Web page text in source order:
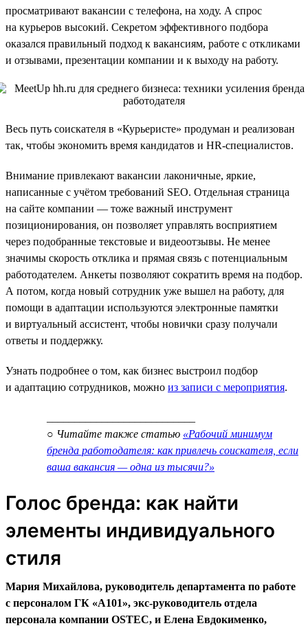
просматривают вакансии с телефона, на ходу. А спрос
на курьеров высокий. Секретом эффективного подбора
оказался правильный подход к вакансиям, работе с откликами
и отзывами, презентации компании и к выходу на работу.
Весь путь соискателя в «Курьеристе» продуман и реализован
так, чтобы экономить время кандидатов и HR-специалистов.
Внимание привлекают вакансии лаконичные, яркие,
написанные с учётом требований SEO. Отдельная страница
на сайте компании — тоже важный инструмент
позиционирования, он позволяет управлять восприятием
через подобранные текстовые и видеоотзывы. Не менее
значимы скорость отклика и прямая связь с потенциальным
работодателем. Анкеты позволяют сократить время на подбор.
А потом, когда новый сотрудник уже вышел на работу, для
помощи в адаптации используются электронные памятки
и виртуальный ассистент, чтобы новички сразу получали
ответы и поддержку.
Узнать подробнее о том, как бизнес выстроил подбор
и адаптацию сотрудников, можно из записи с мероприятия.
○ Читайте также статью «Рабочий минимум
бренда работодателя: как привлечь соискателя, если
ваша вакансия — одна из тысячи?»
Голос бренда: как найти
элементы индивидуального
стиля
Мария Михайлова, руководитель департамента по работе
с персоналом ГК «А101», экс-руководитель отдела
персонала компании OSTEC, и Елена Евдокименко,